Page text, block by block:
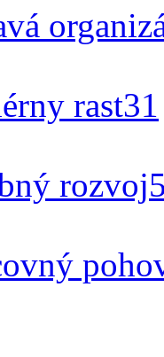
rast31
rozvoj